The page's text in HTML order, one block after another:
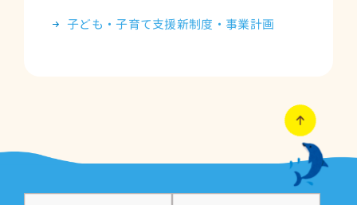
子ども・子育て支援新制度・事業計画